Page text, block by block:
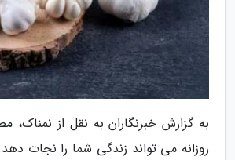
به گزارش خبرنگاران به نقل از
روزانه می تواند زندگی شما را نجات